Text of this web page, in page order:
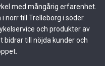
med mångårig erfarenhet.
norr till Trelleborg i söder.
och produkter av
bidrar till nöjda kunder och